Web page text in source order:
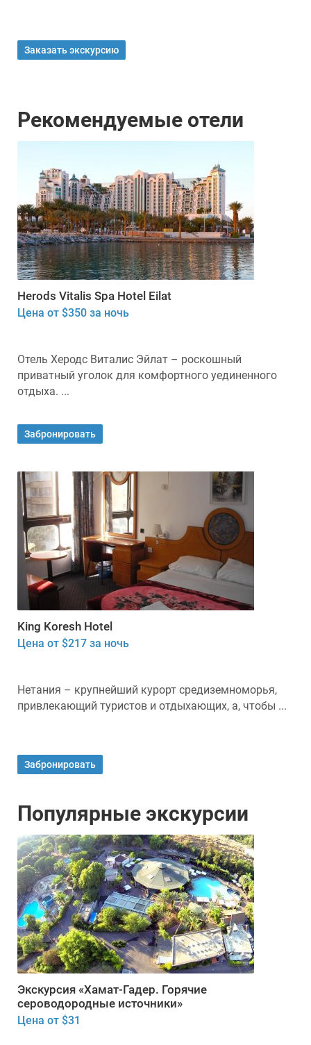
Заказать экскурсию
Рекомендуемые отели
Herods Vitalis Spa Hotel Eilat
Цена от $350 за ночь
Отель Херодс Виталис Эйлат – роскошный
приватный уголок для комфортного уединенного
отдыха. ...
Забронировать
King Koresh Hotel
Цена от $217 за ночь
Нетания – крупнейший курорт средиземноморья,
привлекающий туристов и отдыхающих, а, чтобы ...
Забронировать
Популярные экскурсии
Экскурсия «Хамат-Гадер. Горячие
сероводородные источники»
Цена от $31